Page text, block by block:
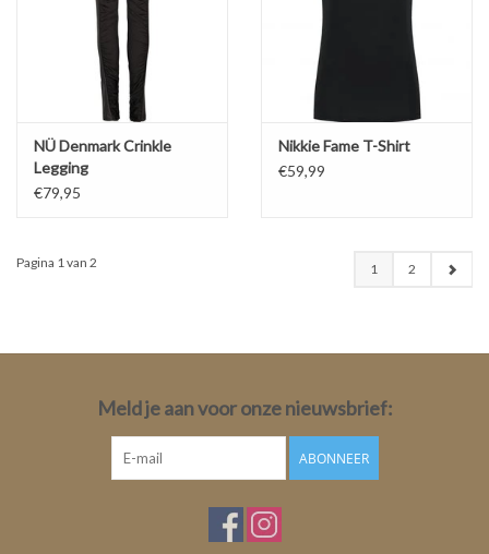
NÜ Denmark Crinkle
Legging
€79,95
Nikkie Fame T-Shirt
€59,99
Pagina 1 van 2 1 2
Meld je aan voor onze nieuwsbrief:
ABONNEER